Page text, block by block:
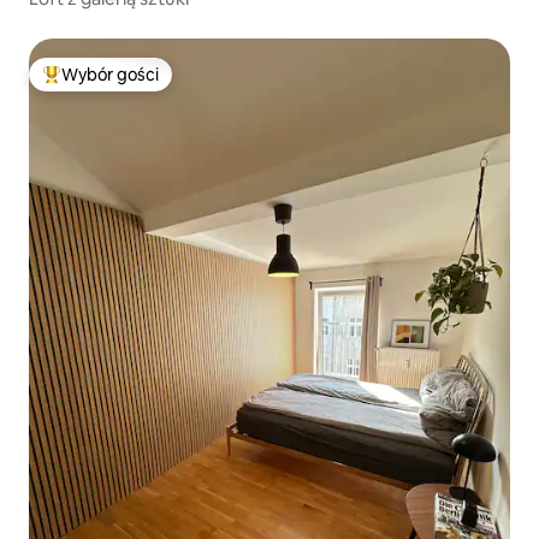
Najpopularniejsze z kategorii Wybór gości
Wybór gości